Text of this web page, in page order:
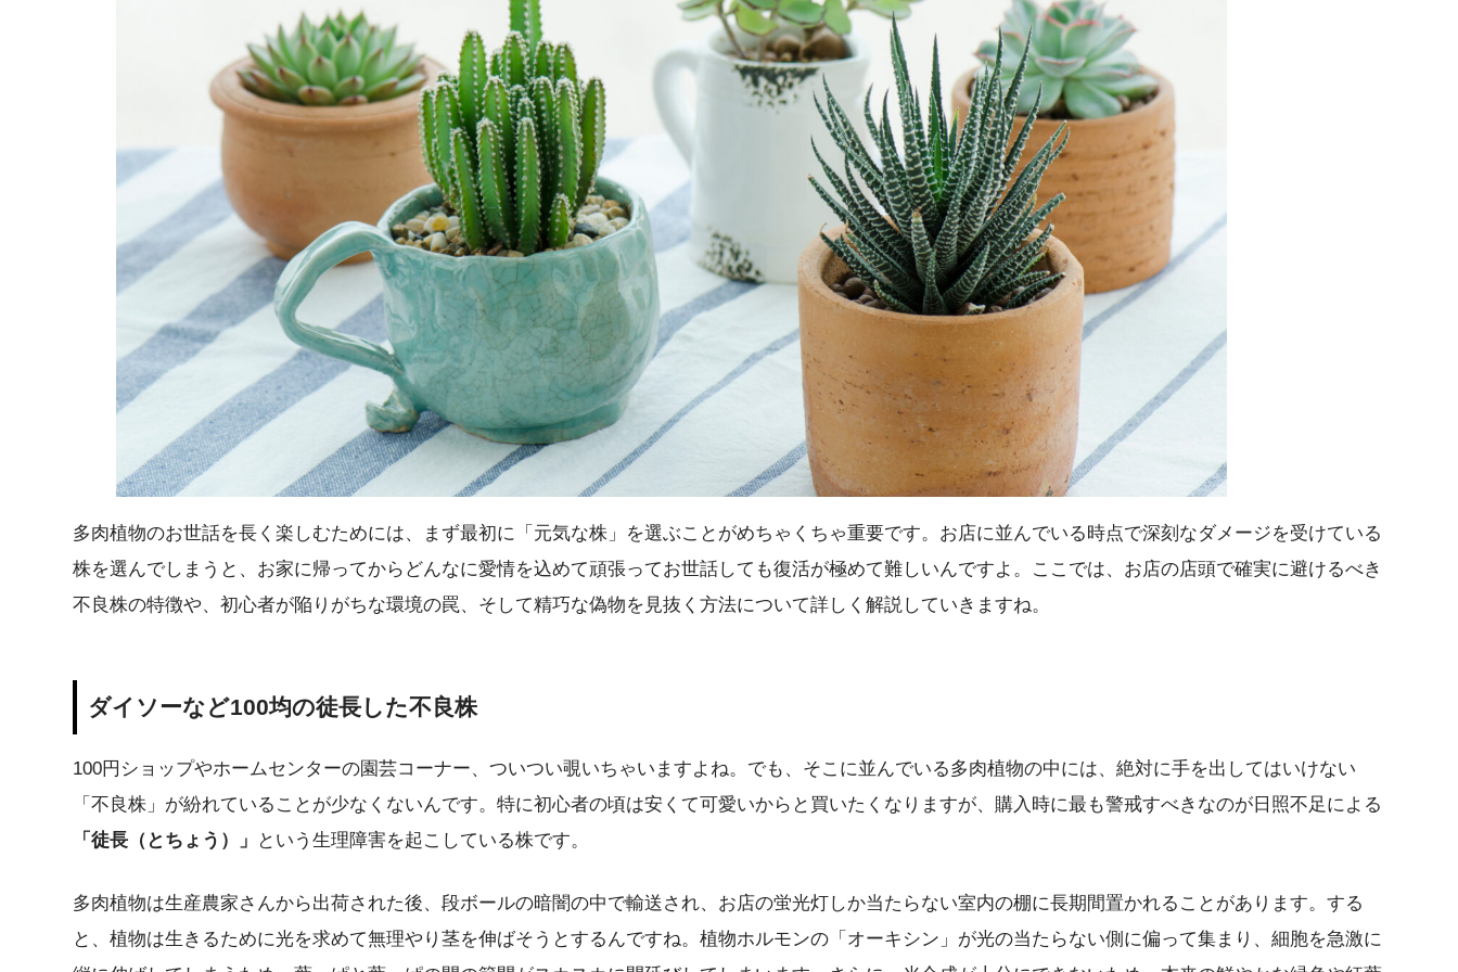
多肉植物のお世話を長く楽しむためには、まず最初に「元気な株」を選ぶことがめちゃくちゃ重要です。お店に並んでいる時点で深刻なダメージを受けている
株を選んでしまうと、お家に帰ってからどんなに愛情を込めて頑張ってお世話しても復活が極めて難しいんですよ。ここでは、お店の店頭で確実に避けるべき
不良株の特徴や、初心者が陥りがちな環境の罠、そして精巧な偽物を見抜く方法について詳しく解説していきますね。
ダイソーなど100均の徒長した不良株
100円ショップやホームセンターの園芸コーナー、ついつい覗いちゃいますよね。でも、そこに並んでいる多肉植物の中には、絶対に手を出してはいけない
「不良株」が紛れていることが少なくないんです。特に初心者の頃は安くて可愛いからと買いたくなりますが、購入時に最も警戒すべきなのが日照不足による
「徒長（とちょう）」
という生理障害を起こしている株です。
多肉植物は生産農家さんから出荷された後、段ボールの暗闇の中で輸送され、お店の蛍光灯しか当たらない室内の棚に長期間置かれることがあります。する
と、植物は生きるために光を求めて無理やり茎を伸ばそうとするんですね。植物ホルモンの「オーキシン」が光の当たらない側に偏って集まり、細胞を急激に